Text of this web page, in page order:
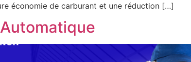
économie de carburant et une réduction […]